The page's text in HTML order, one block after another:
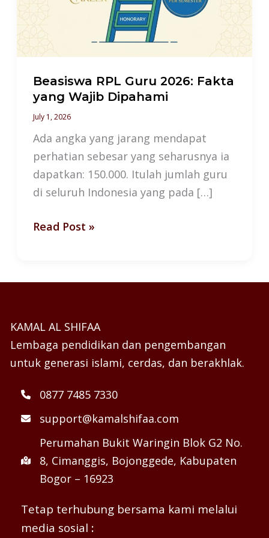
Beasiswa RPL Guru 2026: Fakta
yang Wajib Dipahami
July 1, 2026
Ada angka yang jarang mendapat
perhatian sebesar yang seharusnya ia
dapatkan: 150.000. Itulah jumlah guru
di seluruh Indonesia yang pada […]
Fakta
yang
Dipahami
Read Post »
KAMAL AL SHIFAA
Lembaga pendidikan dan pengembangan
untuk generasi islami, cerdas, dan berakhlak.
0877 7485 7330
support@kamalshifaa.com
Perumahan Bukit Waringin Blok G2 No.
8, Cimanggis, Bojonggede, Kabupaten
Bogor – 16923
Tetap terhubung bersama kami melalui
media sosial :